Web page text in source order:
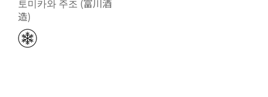
토미카와 주조 (富川酒
造)